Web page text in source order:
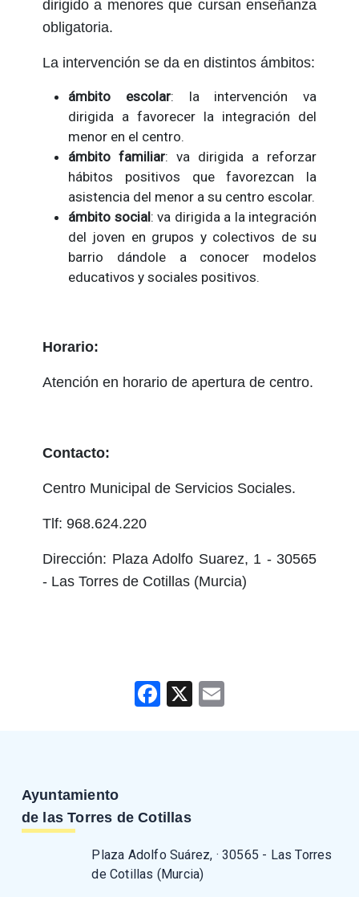
dirigido a menores que cursan enseñanza
obligatoria.
La intervención se da en distintos ámbitos:
ámbito escolar: la intervención va
dirigida a favorecer la integración del
menor en el centro.
ámbito familiar: va dirigida a reforzar
hábitos positivos que favorezcan la
asistencia del menor a su centro escolar.
ámbito social: va dirigida a la integración
del joven en grupos y colectivos de su
barrio dándole a conocer modelos
educativos y sociales positivos.
Horario:
Atención en horario de apertura de centro.
Contacto:
Centro Municipal de Servicios Sociales.
Tlf: 968.624.220
Dirección: Plaza Adolfo Suarez, 1 - 30565
- Las Torres de Cotillas (Murcia)
Facebook
X
Ayuntamiento
de las Torres de Cotillas
Plaza Adolfo Suárez, · 30565 - Las Torres
de Cotillas (Murcia)